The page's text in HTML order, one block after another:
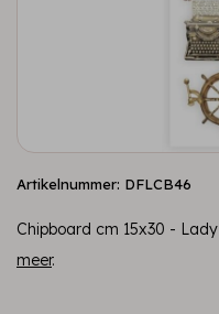
Artikelnummer: DFLCB46
Chipboard cm 15x30 -
meer.